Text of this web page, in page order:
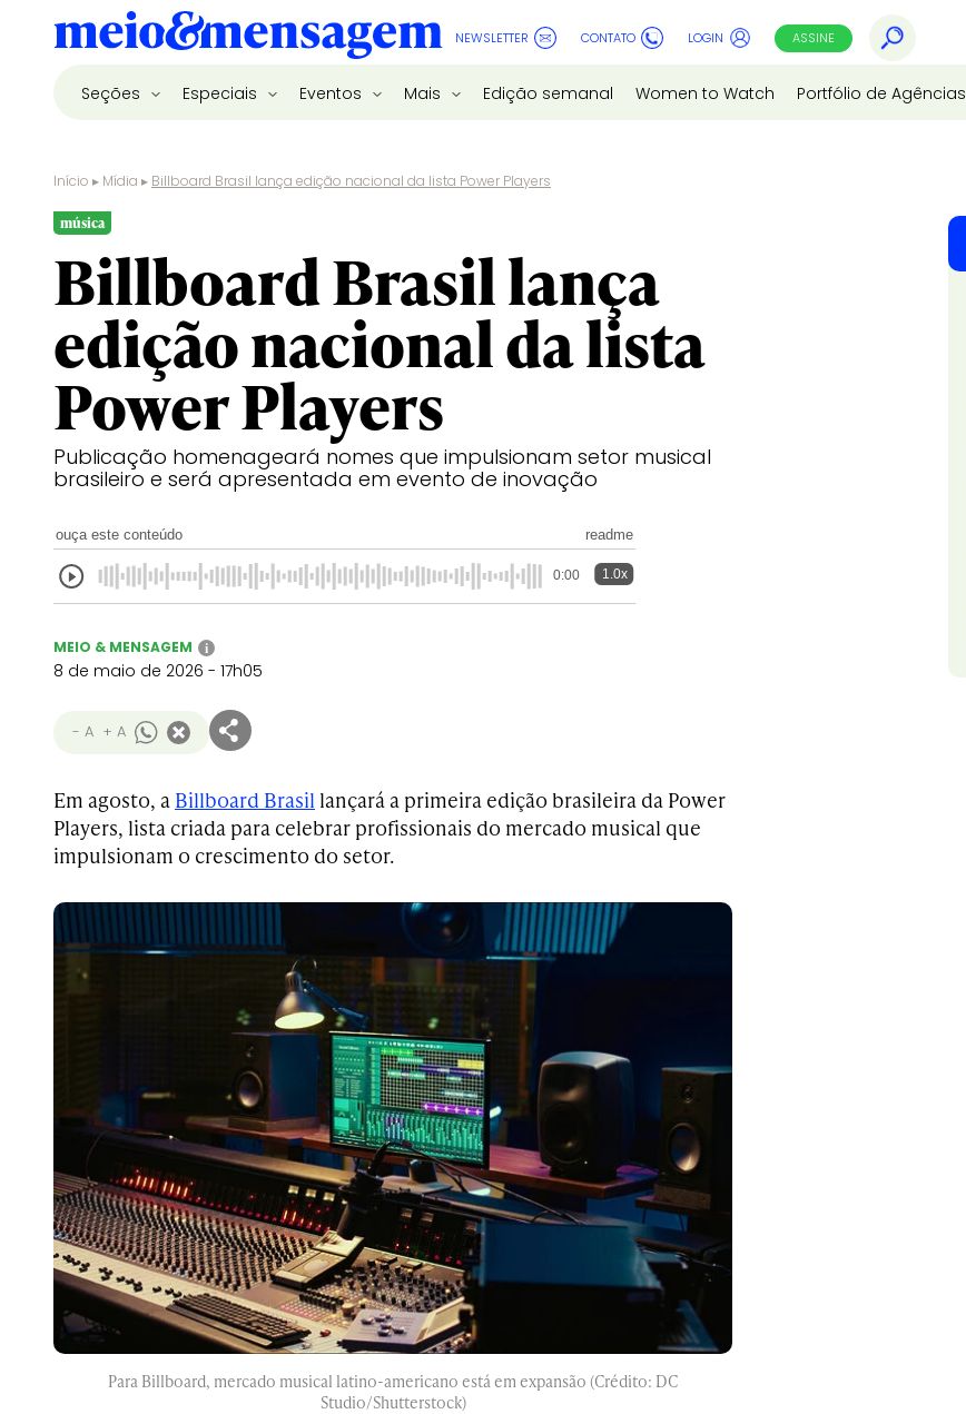
NEWSLETTER CONTATO LOGIN ASSINE
Seções Especiais Eventos Mais Edição semanal Women to Watch Portfólio de Agências
Início ▸ Mídia ▸ Billboard Brasil lança edição nacional da lista Power Players
música
Billboard Brasil lança
edição nacional da lista
Power Players
Publicação homenageará nomes que impulsionam setor musical
brasileiro e será apresentada em evento de inovação
ouça este conteúdo readme
0:00 1.0x
MEIO & MENSAGEM i
8 de maio de 2026 - 17h05
- A + A
Em agosto, a Billboard Brasil lançará a primeira edição brasileira da Power
Players, lista criada para celebrar profissionais do mercado musical que
impulsionam o crescimento do setor.
Para Billboard, mercado musical latino-americano está em expansão (Crédito: DC
Studio/Shutterstock)